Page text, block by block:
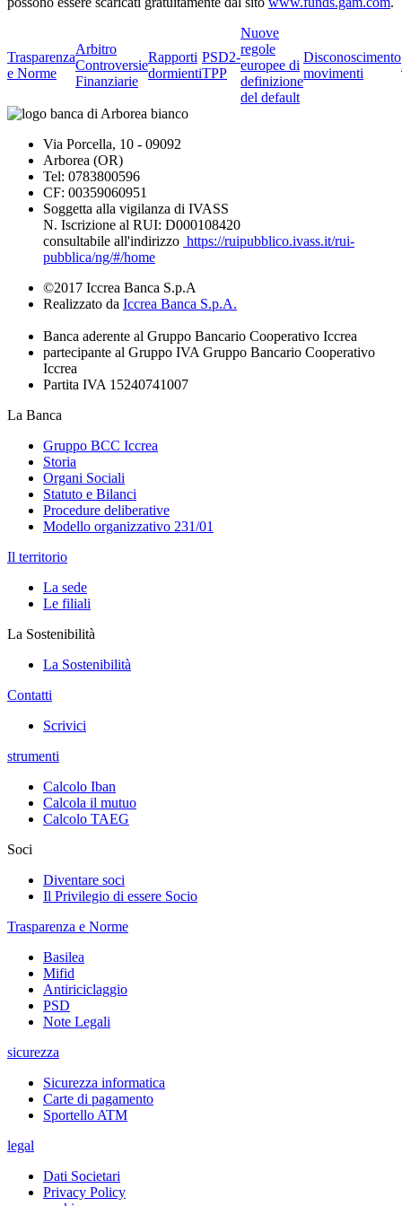
Trasparenza
e Norme
Arbitro
Controversie
Finanziarie
Rapporti
dormienti
PSD2-
TPP
Nuove
regole
europee di
definizione
del default
Disconoscimento
movimenti
Via Porcella, 10 - 09092
Arborea (OR)
Tel: 0783800596
CF: 00359060951
Soggetta alla vigilanza di IVASS
N. Iscrizione al RUI: D000108420
consultabile all'indirizzo https://ruipubblico.ivass.it/rui-
pubblica/ng/#/home
©2017 Iccrea Banca S.p.A
Realizzato da Iccrea Banca S.p.A.
Banca aderente al Gruppo Bancario Cooperativo Iccrea
partecipante al Gruppo IVA Gruppo Bancario Cooperativo
Iccrea
Partita IVA 15240741007
La Banca
Gruppo BCC Iccrea
Storia
Organi Sociali
Statuto e Bilanci
Procedure deliberative
Modello organizzativo 231/01
Il territorio
La sede
Le filiali
La Sostenibilità
La Sostenibilità
Contatti
Scrivici
strumenti
Calcolo Iban
Calcola il mutuo
Calcolo TAEG
Soci
Diventare soci
Il Privilegio di essere Socio
Trasparenza e Norme
Basilea
Mifid
Antiriciclaggio
PSD
Note Legali
sicurezza
Sicurezza informatica
Carte di pagamento
Sportello ATM
legal
Dati Societari
Privacy Policy